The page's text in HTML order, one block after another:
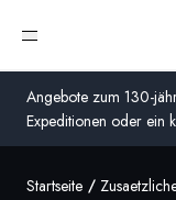
Angebote zum 130-
Expeditionen oder ein
Menü öffnen
Global
Startseite